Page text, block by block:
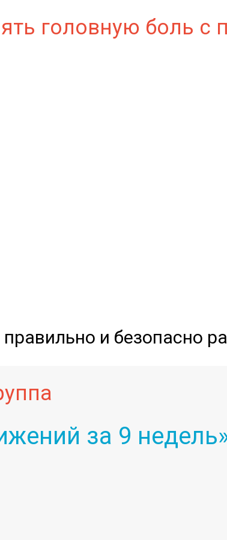
головную боль
правильно и безопасно
за 9